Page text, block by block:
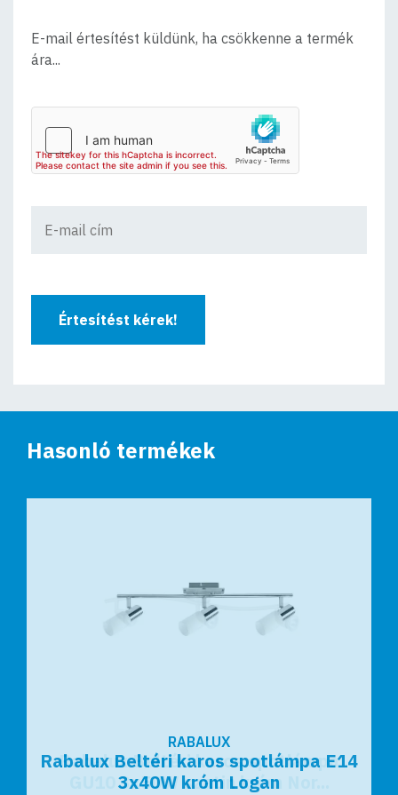
E-mail értesítést küldünk, ha csökkenne a termék
ára...
Értesítést kérek!
Hasonló termékek
RABALUX
Rabalux Beltéri karos spotlámpa E14
3x40W króm Logan
RABALUX
Rabalux Beltéri karos spotlámpa
GU10 3x50W szatin króm Nor...